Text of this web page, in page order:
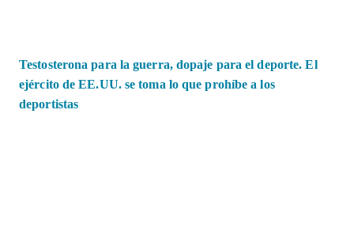
Testosterona para la guerra, dopaje para el deporte. El
ejército de EE.UU. se toma lo que prohíbe a los
deportistas